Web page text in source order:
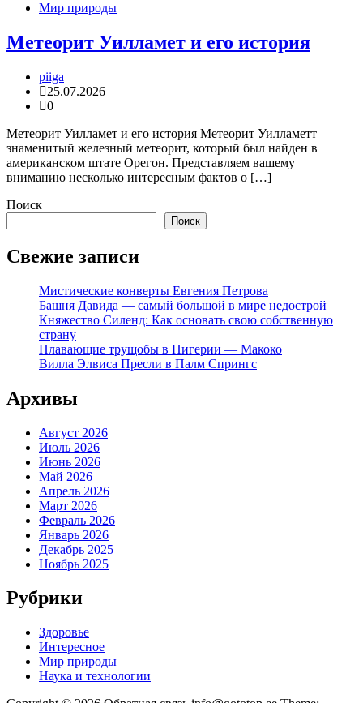
Мир природы
Метеорит Уилламет и его история
piiga
25.07.2026
0
Метеорит Уилламет и его история Метеорит Уилламетт —
знаменитый железный метеорит, который был найден в
американском штате Орегон. Представляем вашему
вниманию несколько интересным фактов о […]
Поиск
Поиск
Свежие записи
Мистические конверты Евгения Петрова
Башня Давида — самый большой в мире недострой
Княжество Силенд: Как основать свою собственную
страну
Плавающие трущобы в Нигерии — Макоко
Вилла Элвиса Пресли в Палм Спрингс
Архивы
Август 2026
Июль 2026
Июнь 2026
Май 2026
Апрель 2026
Март 2026
Февраль 2026
Январь 2026
Декабрь 2025
Ноябрь 2025
Рубрики
Здоровье
Интересное
Мир природы
Наука и технологии